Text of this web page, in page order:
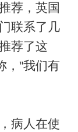
荐，英国
联系了几
荐了这
，"我们有
病人在使